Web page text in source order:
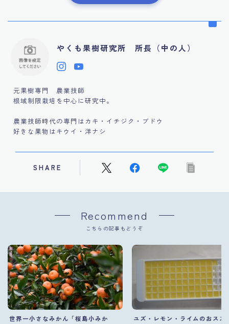
やくも果樹研究所 所長（中の人）
元果樹専門 農業技師
根域制限栽培を中心に研究中。
農業技師時代の専門はカキ・イチジク・ブドウ
好きな果物はキウイ・洋ナシ
SHARE
Recommend
こちらの記事もどうぞ
世界一小さなみかん「桜島小みか
ユズ・レモン・ライムのおスス